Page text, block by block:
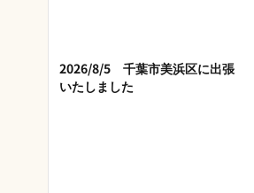
2026/8/5 千葉市美浜区に出張
いたしました